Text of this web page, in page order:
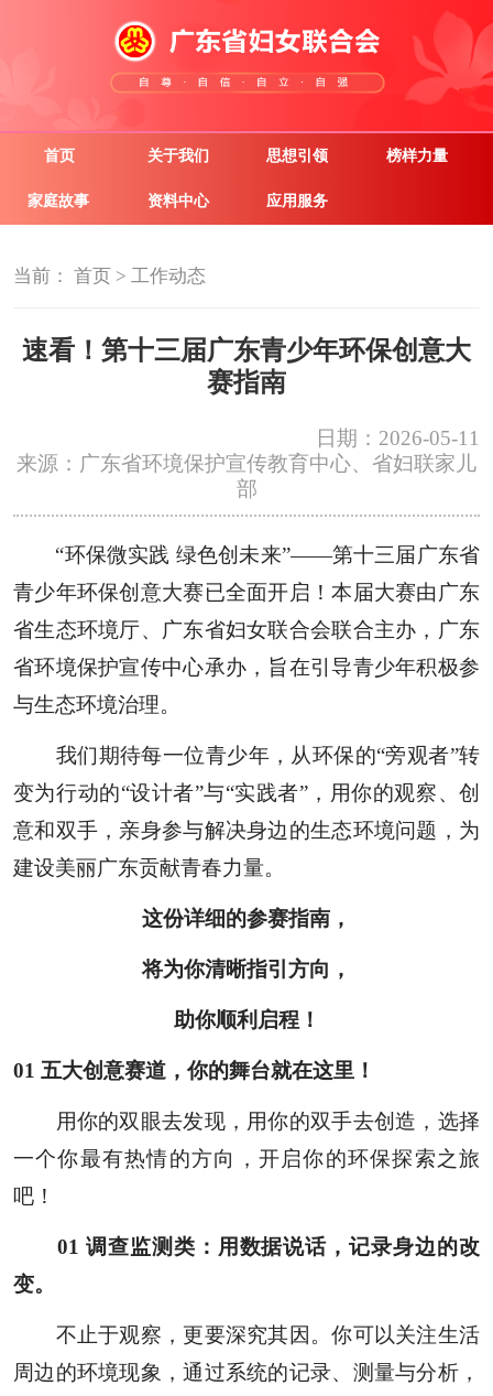
首页 关于我们 思想引领 榜样力量
家庭故事 资料中心 应用服务
当前： 首页> 工作动态
速看！第十三届广东青少年环保创意大
赛指南
日期：2026-05-11
来源：广东省环境保护宣传教育中心、省妇联家儿
部
“环保微实践 绿色创未来”——第十三届广东省
青少年环保创意大赛已全面开启！本届大赛由广东
省生态环境厅、广东省妇女联合会联合主办，广东
省环境保护宣传中心承办， 旨在引导青少年积极参
与生态环境治理。
我们期待每一位青少年，从环保的“旁观者”转
变为行动的“设计者”与“实践者”，用你的观察、创
意和双手，亲身参与解决身边的生态环境问题，为
建设美丽广东贡献青春力量。
这份详细的参赛指南，
将为你清晰指引方向，
助你顺利启程！
01 五大创意赛道，你的舞台就在这里！
用你的双眼去发现，用你的双手去创造，选择
一个你最有热情的方向，开启你的环保探索之旅
吧！
01 调查监测类：用数据说话，记录身边的改
变。
不止于观察，更要深究其因。你可以关注生活
周边的环境现象，通过系统的记录、测量与分析，